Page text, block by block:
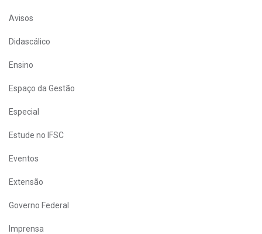
Avisos
Didascálico
Ensino
Espaço da Gestão
Especial
Estude no IFSC
Eventos
Extensão
Governo Federal
Imprensa